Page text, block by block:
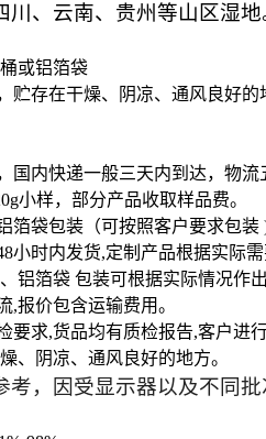
川、云南、贵州等山区湿地
或铝箔袋
贮存在干燥、阴凉、通风良好的
国内快递一般三天内到达，物
小样，部分产品收取样品费。
箔袋包装（可按照客户要求包装
小时内发货,定制产品根据实际需
铝箔袋 包装可根据实际情况作出
,报价包含运输费用。
要求,货品均有质检报告,客户进
、阴凉、通风良好的地方。
考，因受显示器以及不同